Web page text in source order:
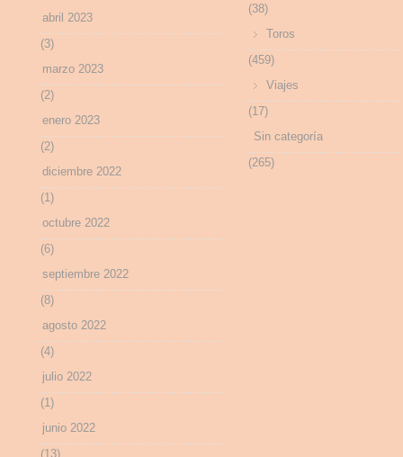
abril 2023
(3)
marzo 2023
(2)
enero 2023
(2)
diciembre 2022
(1)
octubre 2022
(6)
septiembre 2022
(8)
agosto 2022
(4)
julio 2022
(1)
junio 2022
(13)
(38)
Toros
(459)
Viajes
(17)
Sin categoría
(265)